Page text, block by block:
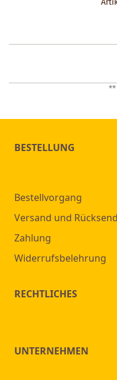
BESTELLUNG
Bestellvorgang
Versand und
Zahlung
Widerrufsbelehrung
RECHTLICHES
UNTERNEHMEN